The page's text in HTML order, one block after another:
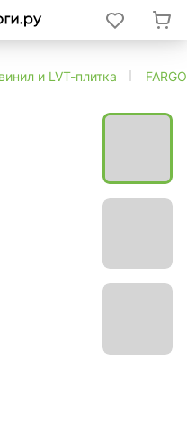
и LVT-плитка FARGO